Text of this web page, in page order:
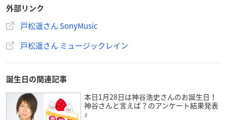
外部リンク
戸松遥さん SonyMusic
戸松遥さん ミュージックレイン
誕生日の関連記事
本日1月28日は神谷浩史さんのお誕生日！
神谷さんと言えば？のアンケート結果発表
♪